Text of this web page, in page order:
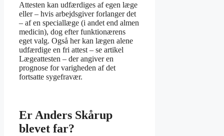
Attesten kan udfærdiges af egen læge
eller – hvis arbejdsgiver forlanger det
– af en speciallæge (i andet end almen
medicin), dog efter funktionærens
eget valg. Også her kan lægen alene
udfærdige en fri attest – se artikel
Lægeattesten – der angiver en
prognose for varigheden af det
fortsatte sygefravær.
Er Anders Skårup
blevet far?